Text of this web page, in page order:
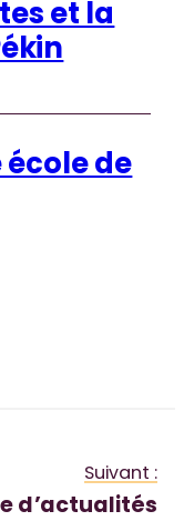
et la
école de
Suivant :
d’actualités